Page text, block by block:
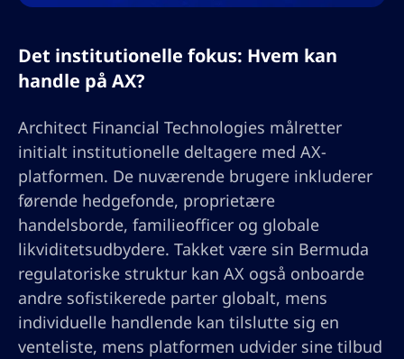
Det institutionelle fokus: Hvem kan
handle på AX?
Architect Financial Technologies målretter
initialt institutionelle deltagere med AX-
platformen. De nuværende brugere inkluderer
førende hedgefonde, proprietære
handelsborde, familieofficer og globale
likviditetsudbydere. Takket være sin Bermuda
regulatoriske struktur kan AX også onboarde
andre sofistikerede parter globalt, mens
individuelle handlende kan tilslutte sig en
venteliste, mens platformen udvider sine tilbud